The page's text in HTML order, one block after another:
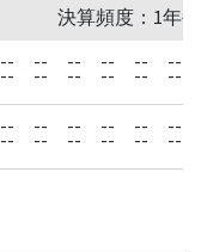
決算頻度：1年
--
--
--
--
--
--
--
--
--
--
--
--
--
--
--
--
--
--
--
--
--
--
--
--